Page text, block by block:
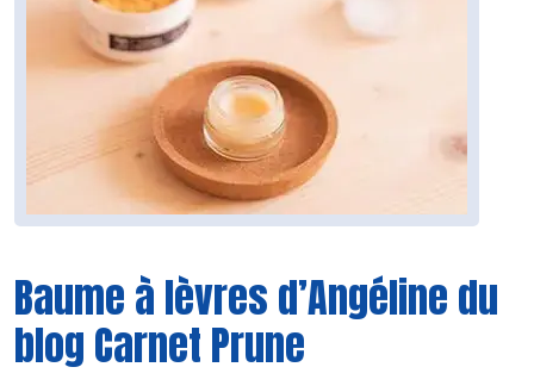
Baume à lèvres d’Angéline du
blog Carnet Prune